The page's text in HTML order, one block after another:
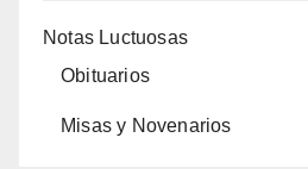
Notas Luctuosas
Obituarios
Misas y Novenarios